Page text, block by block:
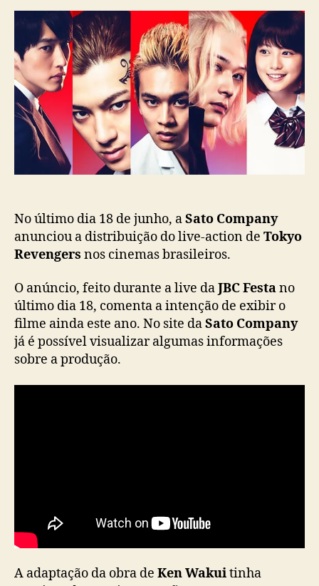
r
o
p
o
s
t
d
e
p
u
b
i
c
a
ç
ã
o
k
o
R
e
v
e
n
:
L
i
e
-
a
c
t
v
e
No último dia 18 de junho, aSato Company
anunciou a distribuição do live-action de Tokyo
Revengers nos cinemas brasileiros.
O anúncio, feito durante a live daJBC Festano
último dia 18, comenta a intenção de exibir o
filme ainda este ano. No site daSato Company
já é possível visualizar algumas informações
sobre a produção.
A adaptação da obra de Ken Wakuitinha